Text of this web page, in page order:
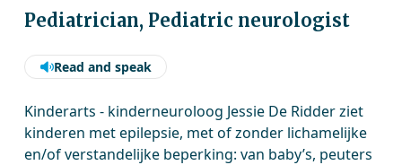
Pediatrician, Pediatric neurologist
Read and speak
Kinderarts - kinderneuroloog Jessie De Ridder ziet
kinderen met epilepsie, met of zonder lichamelijke
en/of verstandelijke beperking: van baby’s, peuters